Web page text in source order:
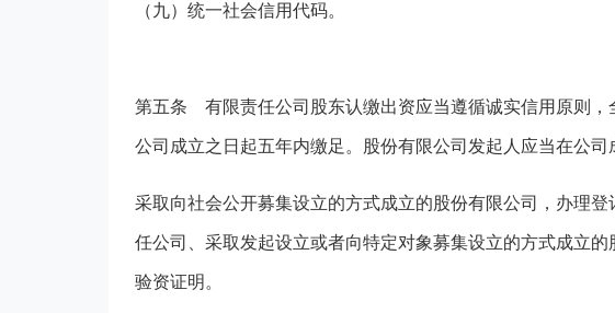
（九）统一社会信用代码。
第五条 有限责任公司股东认缴出资应当遵循诚实信用原则
公司成立之日起五年内缴足。股份有限公司发起人应当在公司
采取向社会公开募集设立的方式成立的股份有限公司，办理
任公司、采取发起设立或者向特定对象募集设立的方式成立
验资证明。